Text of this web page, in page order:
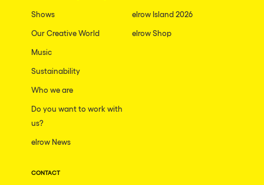
Shows
Our Creative World
Music
Sustainability
Who we are
Do you want to work with
us?
elrow News
elrow Island 2026
elrow Shop
CONTACT